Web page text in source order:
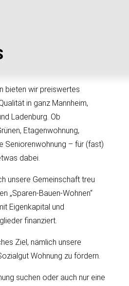
bieten wir preiswertes
in ganz Mannheim,
Ladenburg. Ob
Etagenwohnung,
Seniorenwohnung – für (fast)
dabei.
unsere Gemeinschaft treu
„Sparen-Bauen-Wohnen“
Eigenkapital und
finanziert.
Ziel, nämlich unsere
Wohnung zu fördern.
suchen oder auch nur eine